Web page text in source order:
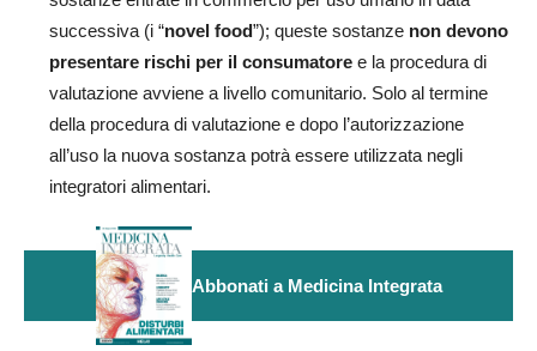
successiva (i “novel food”); queste sostanze non devono
presentare rischi per il consumatore e la procedura di
valutazione avviene a livello comunitario. Solo al termine
della procedura di valutazione e dopo l’autorizzazione
all’uso la nuova sostanza potrà essere utilizzata negli
integratori alimentari.
Abbonati a Medicina Integrata